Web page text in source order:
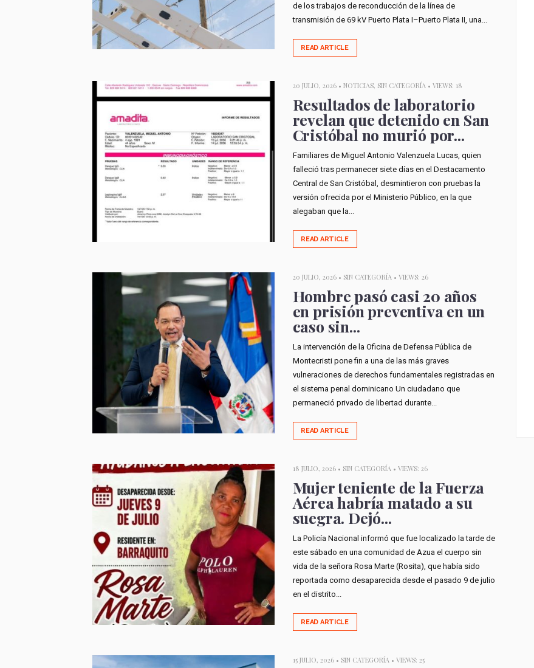
de los trabajos de reconducción de la línea de
transmisión de 69 kV Puerto Plata I–Puerto Plata II, una...
READ ARTICLE
20 JULIO, 2026 • NOTICIAS, SIN CATEGORÍA• VIEWS: 18
Resultados de laboratorio
revelan que detenido en San
Cristóbal no murió por...
Familiares de Miguel Antonio Valenzuela Lucas, quien
falleció tras permanecer siete días en el Destacamento
Central de San Cristóbal, desmintieron con pruebas la
versión ofrecida por el Ministerio Público, en la que
alegaban que la...
READ ARTICLE
20 JULIO, 2026 • SIN CATEGORÍA• VIEWS: 26
Hombre pasó casi 20 años
en prisión preventiva en un
caso sin...
La intervención de la Oficina de Defensa Pública de
Montecristi pone fin a una de las más graves
vulneraciones de derechos fundamentales registradas en
el sistema penal dominicano Un ciudadano que
permaneció privado de libertad durante...
READ ARTICLE
18 JULIO, 2026 • SIN CATEGORÍA• VIEWS: 26
Mujer teniente de la Fuerza
Aérea habría matado a su
suegra. Dejó...
La Policía Nacional informó que fue localizado la tarde de
este sábado en una comunidad de Azua el cuerpo sin
vida de la señora Rosa Marte (Rosita), que había sido
reportada como desaparecida desde el pasado 9 de julio
en el distrito...
READ ARTICLE
15 JULIO, 2026 • SIN CATEGORÍA• VIEWS: 25